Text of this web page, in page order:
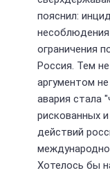
пояснил:
ограничения
Россия. Тем
аргументом
авария стала
рискованных
действий
Хотелось бы